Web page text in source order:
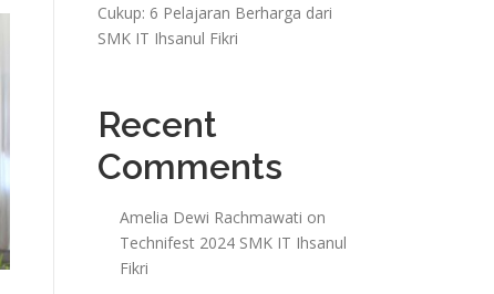
Cukup: 6 Pelajaran Berharga dari
SMK IT Ihsanul Fikri
Recent
Comments
Amelia Dewi Rachmawati on
Technifest 2024 SMK IT Ihsanul
Fikri